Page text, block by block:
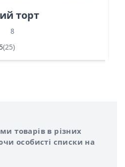
торт
8
(25)
товарів в різних
особисті списки на